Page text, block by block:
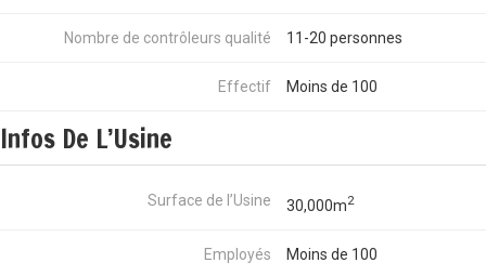
Nombre de contrôleurs qualité 11-20 personnes
Effectif Moins de 100
Infos De L’Usine
Surface de l’Usine 30,000m2
Employés Moins de 100